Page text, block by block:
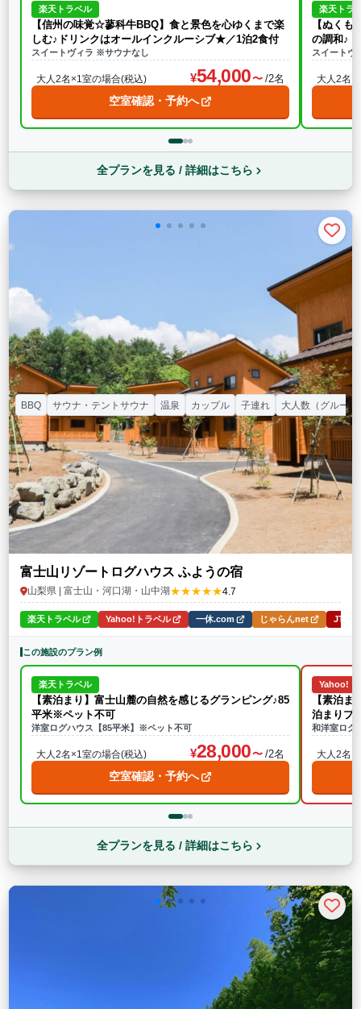
楽天トラベル
【信州の味覚☆蓼科牛BBQ】食と景色を心ゆくまで楽
しむ♪ドリンクはオールインクルーシブ★／1泊2食付
スイートヴィラ ※サウナなし
大人2名×1室の場合(税込) 54,000 /2名
空室確認・予約へ
楽天トラ
【ぬく
の調和♪
スイートヴ
大人2名
全プランを見る / 詳細はこちら
富士山リゾートログハウス ふようの宿
山梨県 | 富士山・河口湖・山中湖★★★★★4.7
BBQ サウナ・テントサウナ 温泉 カップル 子連れ 大人数（グループ
楽天トラベル Yahoo!トラベル 一休.com じゃらんnet JTB
この施設のプラン例
楽天トラベル
【素泊まり】富士山麓の自然を感じるグランピング♪85
平米※ペット不可
洋室ログハウス【85平米】※ペット不可
大人2名×1室の場合(税込) 28,000 /2名
空室確認・予約へ
Yahoo!ト
【素泊
泊まりプ
和洋室ログ
大人2名
全プランを見る / 詳細はこちら